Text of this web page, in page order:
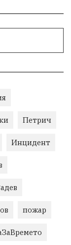
Петрич
Инцидент
пожар